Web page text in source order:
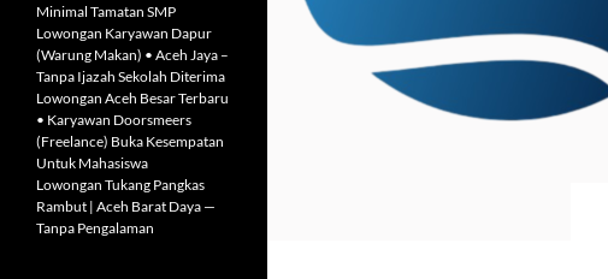
Minimal Tamatan SMP
Lowongan Karyawan Dapur
(Warung Makan) • Aceh Jaya –
Tanpa Ijazah Sekolah Diterima
Lowongan Aceh Besar Terbaru
• Karyawan Doorsmeers
(Freelance) Buka Kesempatan
Untuk Mahasiswa
Lowongan Tukang Pangkas
Rambut | Aceh Barat Daya —
Tanpa Pengalaman